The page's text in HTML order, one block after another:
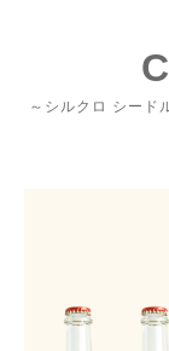
～シルクロ シード